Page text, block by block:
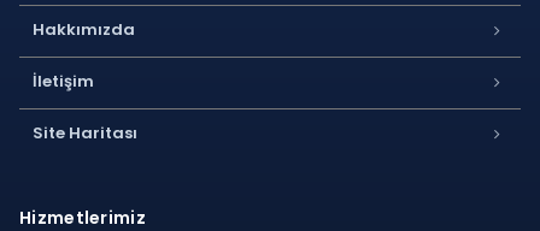
Hakkımızda
İletişim
Site Haritası
Hizmetlerimiz